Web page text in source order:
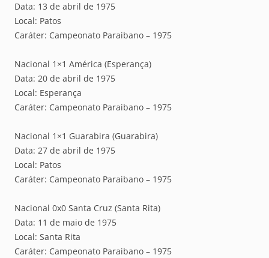
Data: 13 de abril de 1975
Local: Patos
Caráter: Campeonato Paraibano – 1975
Nacional 1×1 América (Esperança)
Data: 20 de abril de 1975
Local: Esperança
Caráter: Campeonato Paraibano – 1975
Nacional 1×1 Guarabira (Guarabira)
Data: 27 de abril de 1975
Local: Patos
Caráter: Campeonato Paraibano – 1975
Nacional 0x0 Santa Cruz (Santa Rita)
Data: 11 de maio de 1975
Local: Santa Rita
Caráter: Campeonato Paraibano – 1975